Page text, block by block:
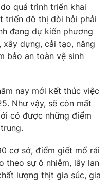
quá trình triển khai
triển đô thị đòi hỏi phải
đang dự kiến phương
dựng, cải tạo, nâng
bảo an toàn vệ sinh
nay mới kết thúc việc
Như vậy, sẽ còn mất
có được những điểm
cơ sở, điểm giết mổ rải
theo sự ô nhiễm, lây lan
lượng thịt gia súc, gia